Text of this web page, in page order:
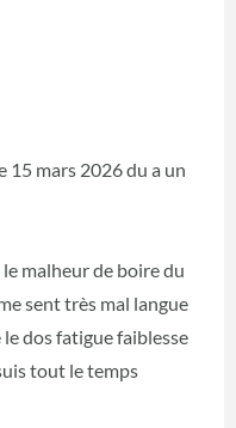
15 mars 2026 du a un
malheur de boire du
sent très mal langue
dos fatigue faiblesse
tout le temps